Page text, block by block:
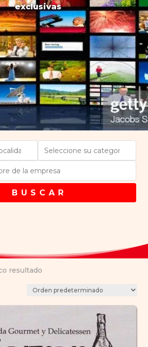
exclusivas
B U S C A R
resultado